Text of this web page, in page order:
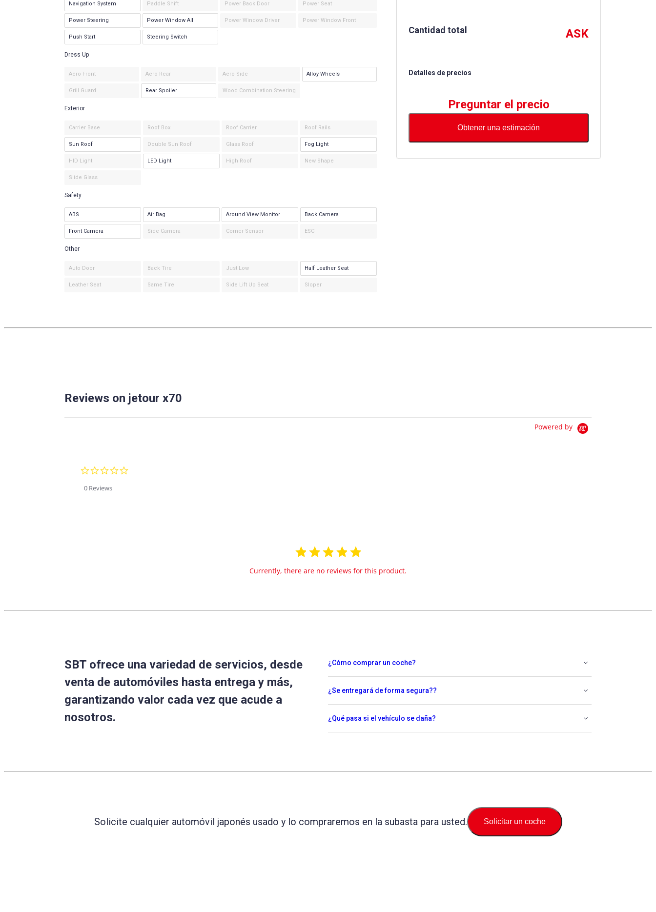
Cantidad total ASK
Detalles de precios
Preguntar el precio
Obtener una estimación
Navigation System Paddle Shift Power Back Door Power Seat
Power Steering Power Window All Power Window Driver Power Window Front
Push Start Steering Switch
Dress Up
Aero Front Aero Rear Aero Side Alloy Wheels
Grill Guard Rear Spoiler Wood Combination Steering
Exterior
Carrier Base Roof Box Roof Carrier Roof Rails
Sun Roof Double Sun Roof Glass Roof Fog Light
HID Light LED Light High Roof New Shape
Slide Glass
Safety
ABS Air Bag Around View Monitor Back Camera
Front Camera Side Camera Corner Sensor ESC
Other
Auto Door Back Tire Just Low Half Leather Seat
Leather Seat Same Tire Side Lift Up Seat Sloper
Reviews on jetour x70
Powered by
0 Reviews
Currently, there are no reviews for this product.
SBT ofrece una variedad de servicios, desde
venta de automóviles hasta entrega y más,
garantizando valor cada vez que acude a
nosotros.
¿Cómo comprar un coche?
¿Se entregará de forma segura??
¿Qué pasa si el vehículo se daña?
Solicite cualquier automóvil japonés usado y lo compraremos en la subasta para usted. Solicitar un coche